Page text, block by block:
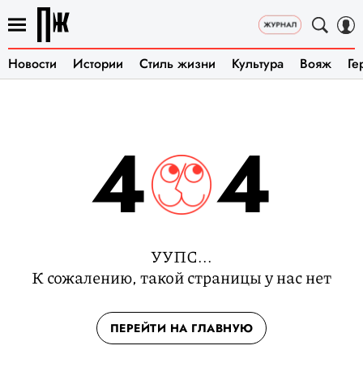
Новости Истории Стиль жизни Культура Вояж
4 4
УУПС...
К сожалению, такой страницы у нас нет
ПЕРЕЙТИ НА ГЛАВНУЮ